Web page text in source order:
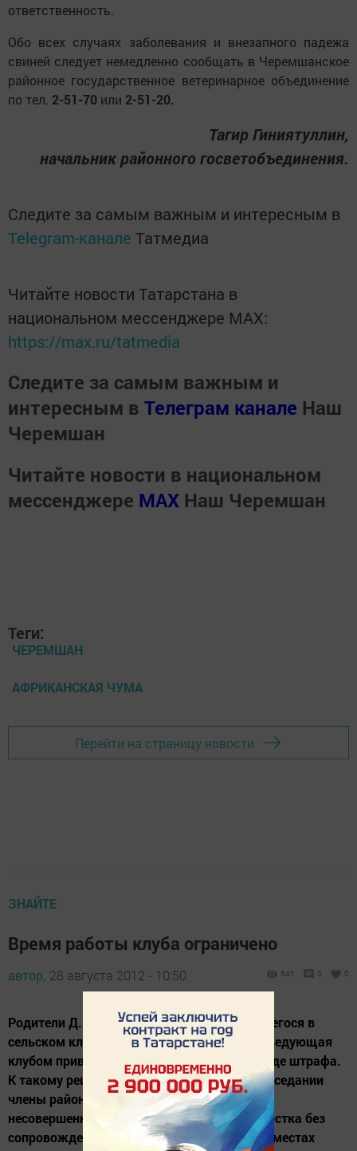
ответственность.
Обо всех случаях заболевания и внезапного падежа
свиней следует немедленно сообщать в Черемшанское
районное государственное ветеринарное объединение
по тел. 2-51-70 или 2-51-20.
Тагир Гиниятуллин,
начальник районного госветобъединения.
Следите за самым важным и интересным в
Telegram-канале Татмедиа
Читайте новости Татарстана в
национальном мессенджере MАХ:
https://max.ru/tatmedia
Следите за самым важным и
интересным в Телеграм канале Наш
Черемшан
Читайте новости в национальном
мессенджере MАХ Наш Черемшан
Теги:
ЧЕРЕМШАН
АФРИКАНСКАЯ ЧУМА
Перейти на страницу новости
ЗНАЙТЕ
Время работы клуба ограничено
автор, 28 августа 2012 - 10:50 641 0 0
Родители Д. из деревни Казанка, находившегося в
сельском клубе после 23 часов, а также заведующая
клубом привлечены к ответственности в виде штрафа.
К такому решению пришли на очередном заседании
члены районной комиссии по делам
несовершеннолетних. За нахождение подростка без
сопровождения взрослых в общественных местах